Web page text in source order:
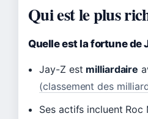
Qui est le plus
Quelle est la fortune de
Jay-Z est milliardaire
(classement des
Ses actifs incluent Roc